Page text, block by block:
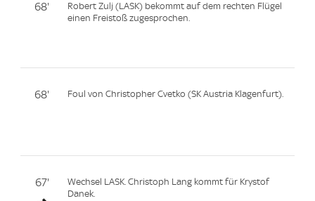
68'
Robert Zulj (LASK) bekommt auf dem rechten Flügel
einen Freistoß zugesprochen.
68' Foul von Christopher Cvetko (SK Austria Klagenfurt).
67'
Wechsel LASK. Christoph Lang kommt für Krystof
Danek.